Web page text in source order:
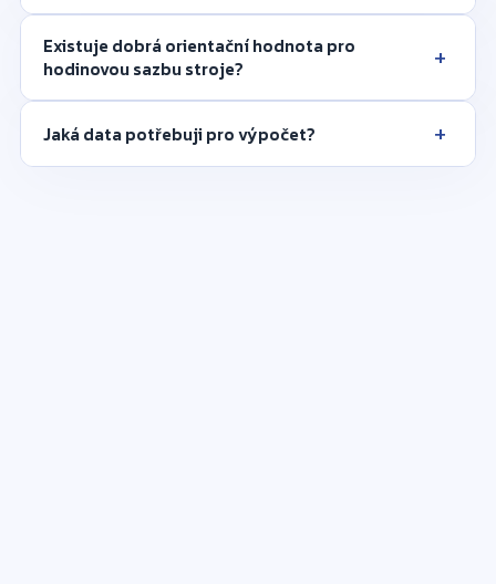
Existuje dobrá orientační hodnota pro
hodinovou sazbu stroje?
+
Jaká data potřebuji pro výpočet? +